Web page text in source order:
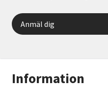
Information
Anmäl dig